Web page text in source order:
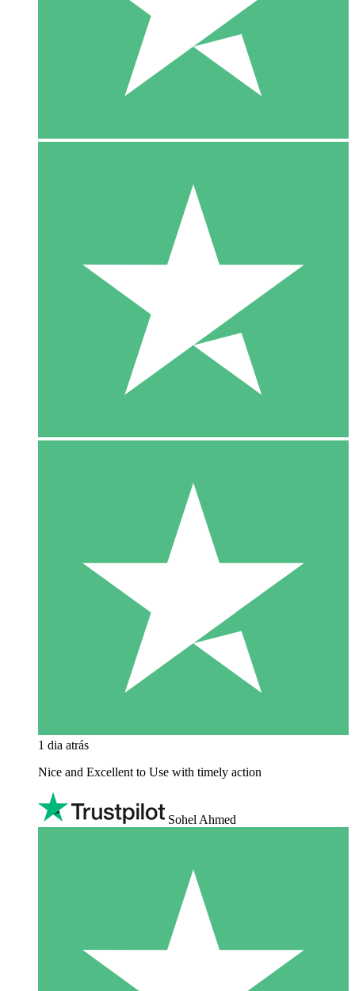
1 dia atrás
Nice and Excellent to Use with timely action
Sohel Ahmed